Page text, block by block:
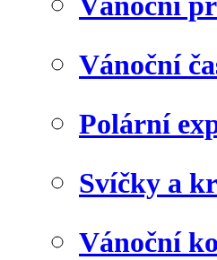
Vánoční
Polární
Svíčky a
Vánoční